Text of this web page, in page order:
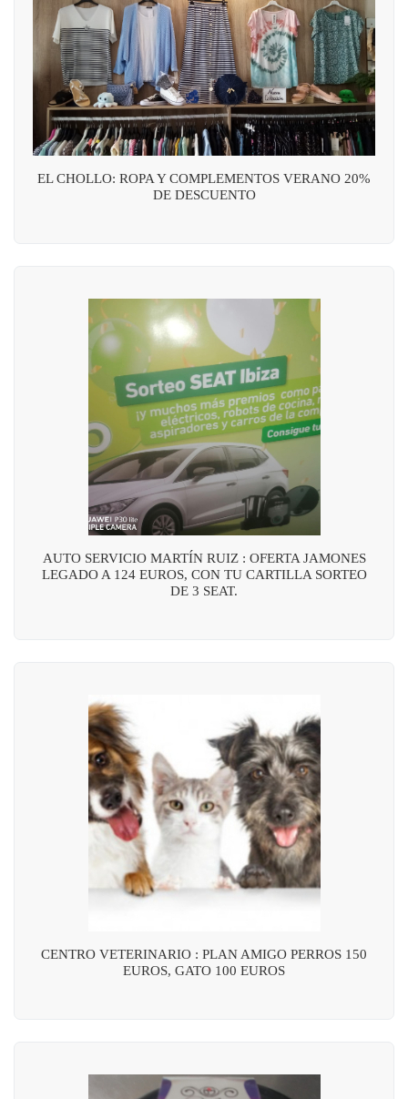
EL CHOLLO: ROPA Y COMPLEMENTOS VERANO 20%
DE DESCUENTO
AUTO SERVICIO MARTÍN RUIZ : OFERTA JAMONES
LEGADO A 124 EUROS, CON TU CARTILLA SORTEO
DE 3 SEAT.
CENTRO VETERINARIO : PLAN AMIGO PERROS 150
EUROS, GATO 100 EUROS